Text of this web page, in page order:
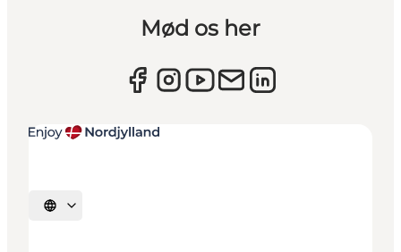
Mød os her
Vælg sprog